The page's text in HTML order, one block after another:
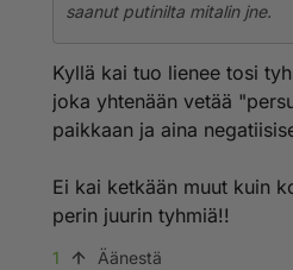
saanut putinilta mitalin jne.
Kyllä kai tuo lienee tosi
joka yhtenään vetää
paikkaan ja aina
Ei kai ketkään muut kuin
perin juurin tyhmiä!!
1 Äänestä